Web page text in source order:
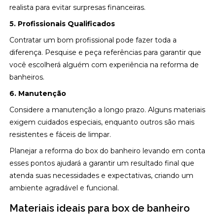
realista para evitar surpresas financeiras.
5. Profissionais Qualificados
Contratar um bom profissional pode fazer toda a
diferença. Pesquise e peça referências para garantir que
você escolherá alguém com experiência na reforma de
banheiros.
6. Manutenção
Considere a manutenção a longo prazo. Alguns materiais
exigem cuidados especiais, enquanto outros são mais
resistentes e fáceis de limpar.
Planejar a reforma do box do banheiro levando em conta
esses pontos ajudará a garantir um resultado final que
atenda suas necessidades e expectativas, criando um
ambiente agradável e funcional.
Materiais ideais para box de banheiro